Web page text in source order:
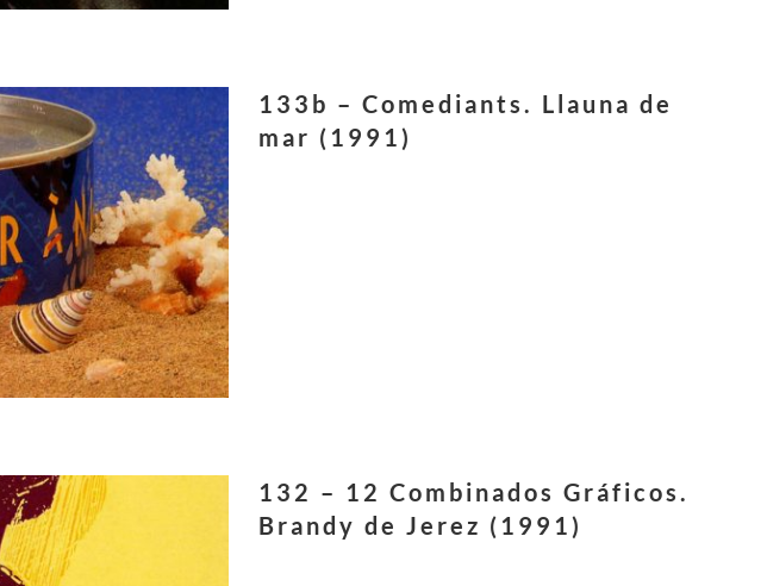
133b – Comediants. Llauna de
mar (1991)
132 – 12 Combinados Gráficos.
Brandy de Jerez (1991)